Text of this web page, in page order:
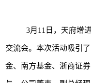
3月 11 日，天府增
交流会。本次活动吸引
金、南方基金、浙商证